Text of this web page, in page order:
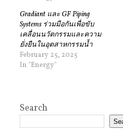
Gradiant และ GF Piping
Systems ร่วมมือกันเพื่อขับ
เคลื่อนนวัตกรรมและความ
ยั่งยืนในอุตสาหกรรมน้ำ
February 25, 2025
In "Energy"
Search